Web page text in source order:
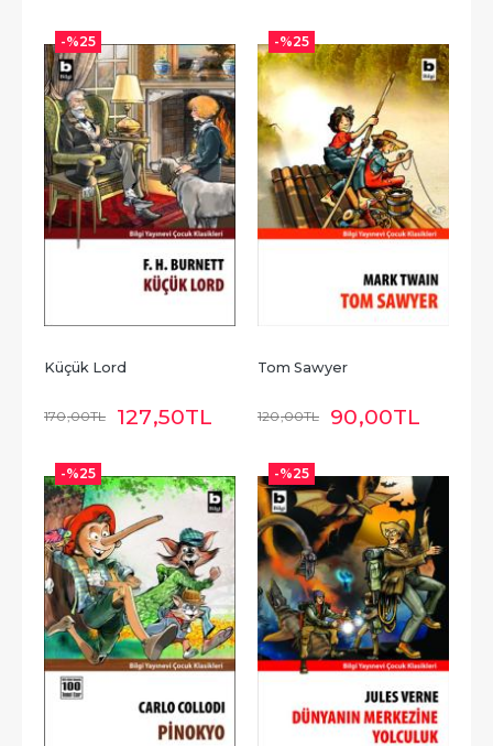
-%25
Küçük Lord
170,00TL 127,50TL
-%25
Tom Sawyer
120,00TL 90,00TL
-%25 -%25